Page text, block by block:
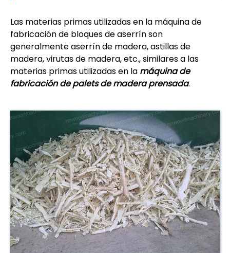
Las materias primas utilizadas en la máquina de
fabricación de bloques de aserrín son
generalmente aserrín de madera, astillas de
madera, virutas de madera, etc., similares a las
materias primas utilizadas en la máquina de
fabricación de palets de madera prensada.